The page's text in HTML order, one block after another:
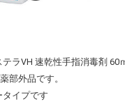
ラVH 速乾性手指消毒剤 60
部外品です。
イプです